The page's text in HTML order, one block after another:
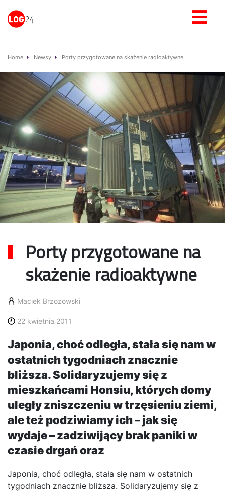
Home Newsy Porty przygotowane na skażenie radioaktywne
Porty przygotowane na
skażenie radioaktywne
Maciek Brzozowski
22 kwietnia 2011
Japonia, choć odległa, stała się nam w
ostatnich tygodniach znacznie
bliższa. Solidaryzujemy się z
mieszkańcami Honsiu, których domy
uległy zniszczeniu w trzęsieniu ziemi,
ale też podziwiamy ich – jak się
wydaje – zadziwijący brak paniki w
czasie drgań oraz
Japonia, choć odległa, stała się nam w ostatnich
tygodniach znacznie bliższa. Solidaryzujemy się z